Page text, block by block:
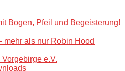
Bogen, Pfeil und Begeisterung!
mehr als nur Robin Hood
e.V.